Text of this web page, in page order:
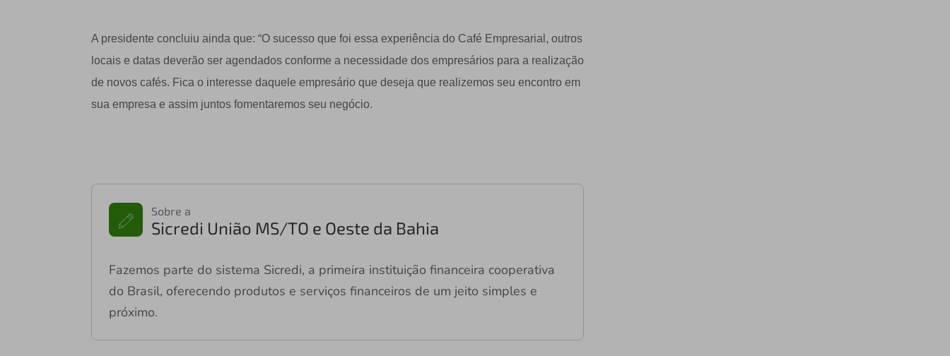
A presidente concluiu ainda que: “O sucesso que foi essa experiência do Café Empresarial, outros
locais e datas deverão ser agendados conforme a necessidade dos empresários para a realização
de novos cafés. Fica o interesse daquele empresário que deseja que realizemos seu encontro em
sua empresa e assim juntos fomentaremos seu negócio.
Sobre a
Sicredi União MS/TO e Oeste da Bahia
Fazemos parte do sistema Sicredi, a primeira instituição financeira cooperativa
do Brasil, oferecendo produtos e serviços financeiros de um jeito simples e
próximo.